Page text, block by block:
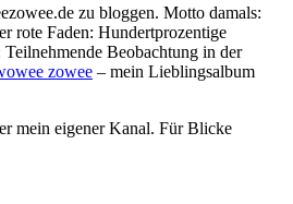
zu bloggen. Motto damals:
rote Faden: Hundertprozentige
Beobachtung in der
zowee – mein Lieblingsalbum
mein eigener Kanal. Für Blicke